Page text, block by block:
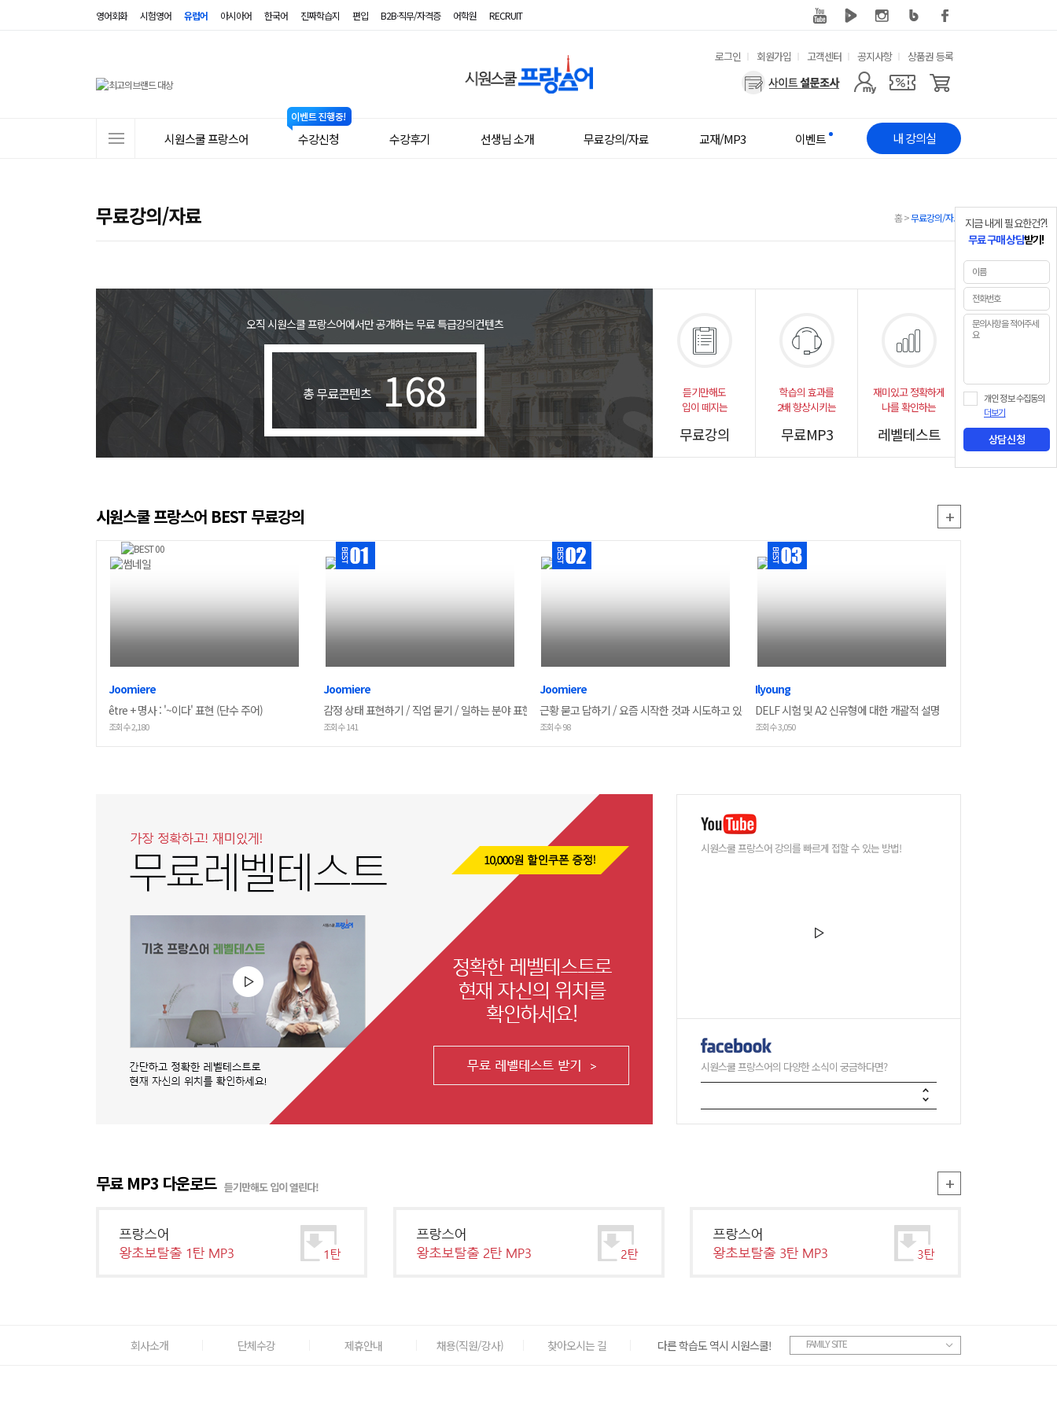
영어회화 시험영어 유럽어 아시아어 한국어 진짜학습지 편입 B2B·직무/자격증 어학원 RECRUIT
유
뉴
로그인 회원가입 고객센터 공지사항 상품권 등록
사
메
뉴
시원스쿨 프랑스어 수강신청 수강후기 선생님 소개 무료강의/자료 교재/MP3 이벤트 내 강의실
무료강의/자료 홈>무료강의/자료
오직 시원스쿨 프랑스어에서만 공개하는 무료 특급강의컨텐츠
총 무료콘텐츠 168
듣기만해도
입이 떼지는
무료강의
학습의 효과를
2배 향상시키는
무료MP3
재미있고 정확하게
나를 확인하는
레벨테스트
시원스쿨 프랑스어 BEST 무료강의 +
Joomiere
être + 명사 : '~이다' 표현 (단수 주어)
조회수 2,180
Joomiere
감정 상태 표현하기 / 직업 묻기 / 일하는 분야 표현하기
조회수 141
Joomiere
근황 묻고 답하기 / 요즘 시작한 것과 시도하고 있는 것 말하기
조회수 98
Ilyoung
DELF 시험 및 A2 신유형에 대한 개괄적 설명
조회수 3,050
시원스쿨 프랑스어 강의를 빠르게 접할 수 있는 방법!
시원스쿨 프랑스어의 다양한 소식이 궁금하다면?
무료 MP3 다운로드 듣기만해도 입이 열린다! +
회사소개 단체수강 제휴안내 채용(직원/강사) 찾아오시는 길 다른 학습도 역시 시원스쿨! FAMILY SITE
지금 내게 필요한건?!
무료 구매 상담받기!
개인 정보 수집동의
더보기
상담신청